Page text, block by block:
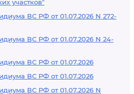
участков"
ВС РФ от 01.07.2026 N 272-
ВС РФ от 01.07.2026 N 24-
ВС РФ от 01.07.2026
ВС РФ от 01.07.2026
ВС РФ от 01.07.2026 N